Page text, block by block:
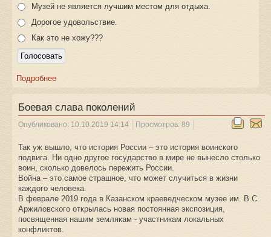
Музей не является лучшим местом для отдыха.
Дорогое удовольствие.
Как это не хожу???
Подробнее
Боевая слава поколений
Опубликовано: 10.10.2019 14:14 Просмотров: 89
Так уж вышло, что история России – это история воинского
подвига. Ни одно другое государство в мире не вынесло столько
воин, сколько довелось пережить России.
Война – это самое страшное, что может случиться в жизни
каждого человека.
В феврале 2019 года в Казанском краеведческом музее им. В.С.
Аржиловского открылась новая постоянная экспозиция,
посвященная нашим землякам - участникам локальных
конфликтов.